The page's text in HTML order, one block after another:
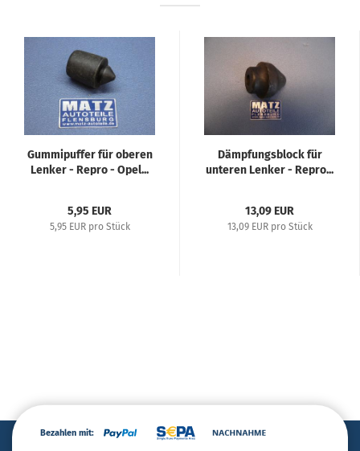
Gummipuffer für oberen
Lenker - Repro - Opel...
5,95 EUR
5,95 EUR pro Stück
Dämpfungsblock für
unteren Lenker - Repro...
13,09 EUR
13,09 EUR pro Stück
Bezahlen mit: